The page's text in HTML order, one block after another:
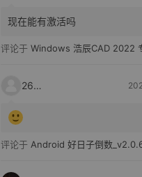
现在能有激活吗
评论于 Windows 浩辰CAD 2022
2603
评论于 Android 好日子倒数